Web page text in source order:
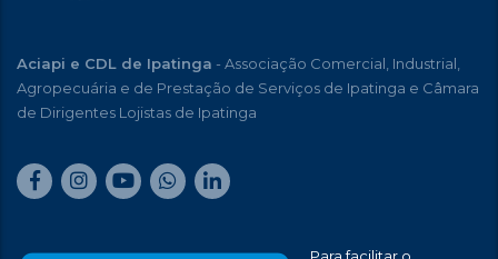
Aciapi e CDL de Ipatinga - Associação Comercial, Industrial,
Agropecuária e de Prestação de Serviços de Ipatinga e Câmara
de Dirigentes Lojistas de Ipatinga